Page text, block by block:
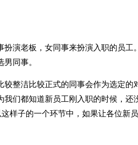
演老板，女同事来扮演入职的员
同事。
整洁比较正式的同事会作为选定
们都知道新员工刚入职的时候，
样子的一个环节中，如果让各位